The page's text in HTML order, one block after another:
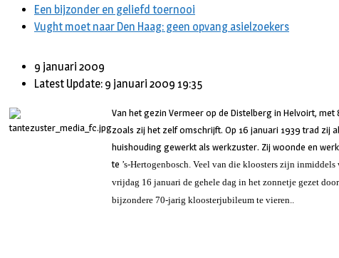
Een bijzonder en geliefd toernooi
Vught moet naar Den Haag: geen opvang asielzoekers
9 januari 2009
Latest Update: 9 januari 2009 19:35
Van het gezin Vermeer op de Distelberg in Helvoirt,
zoals zij het zelf omschrijft. Op 16 januari 1939 trad zij
huishouding gewerkt als werkzuster. Zij woonde en
te ’s-Hertogenbosch. Veel van die kloosters zijn
vrijdag 16 januari de gehele dag in het zonnetje gezet
bijzondere 70-jarig kloosterjubileum te vieren..